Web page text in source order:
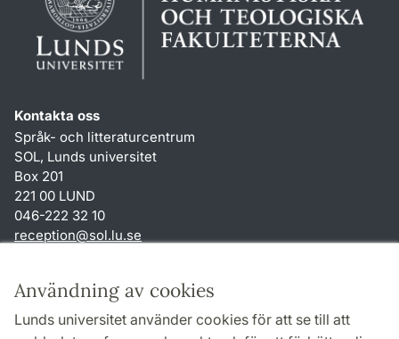
Användning av cookies
Lunds universitet använder cookies för att se till att
Kontakta oss
Språk- och litteraturcentrum
SOL, Lunds universitet
Box 201
221 00 LUND
046-222 32 10
reception@sol.lu.se
Genvägar
Om webbplatsen och cookies
Behandling av personuppgifter